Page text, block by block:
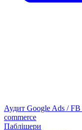
Аудит Google Ads / FB
commerce
Паблішери